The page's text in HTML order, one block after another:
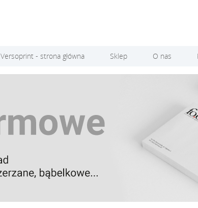
Versoprint - strona główna Sklep O nas